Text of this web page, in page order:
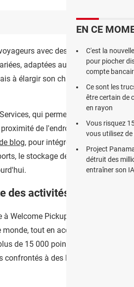
avec des hôtes,
adaptées aux besoins de
à élargir son champ d'action et à
qui permet aux utilisateurs de
de l'endroit où ils
blog, pour intégrer une nouvelle
le stockage de bagages, la
des activités
Welcome Pickups, la plateforme
tout en accordant une remise
de 15 000 points de dépôt répartis
à des horaires décalés
EN CE
C'est la
pour piocher
compte
Ce sont les
être certain de
en rayon
Vous risquez
vous utilisez
Project
détruit des
entraîner son IA